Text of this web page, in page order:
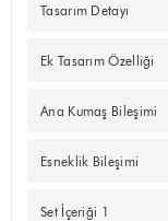
Tasarım Detayı
Ek Tasarım Özelliği
Ana Kumaş Bileşimi
Esneklik Bileşimi
Set İçeriği 1